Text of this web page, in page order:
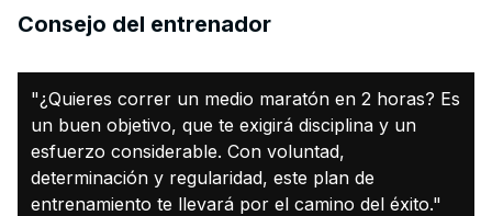
Consejo del entrenador
"¿Quieres correr un medio maratón en 2 horas? Es
un buen objetivo, que te exigirá disciplina y un
esfuerzo considerable. Con voluntad,
determinación y regularidad, este plan de
entrenamiento te llevará por el camino del éxito."